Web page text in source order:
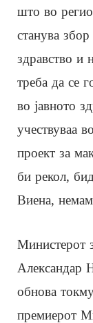
што во
станува
здравство и
треба да се
во јавното
учествуваа
проект за
би рекол,
Виена,
Министерот
Александар
обнова
премиерот